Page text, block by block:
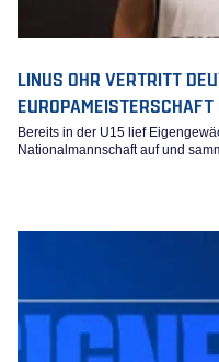
LINUS OHR VERTRITT
EUROPAMEISTERSCHAFT
Bereits in der U15 lief
Nationalmannschaft auf und